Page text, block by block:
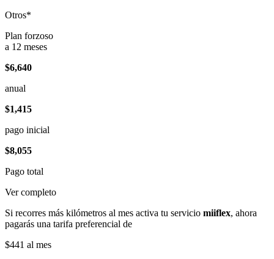
Otros*
Plan forzoso
a 12 meses
$6,640
anual
$1,415
pago inicial
$8,055
Pago total
Ver completo
Si recorres más kilómetros al mes activa tu servicio miiflex, ahora
pagarás una tarifa preferencial de
$441 al mes